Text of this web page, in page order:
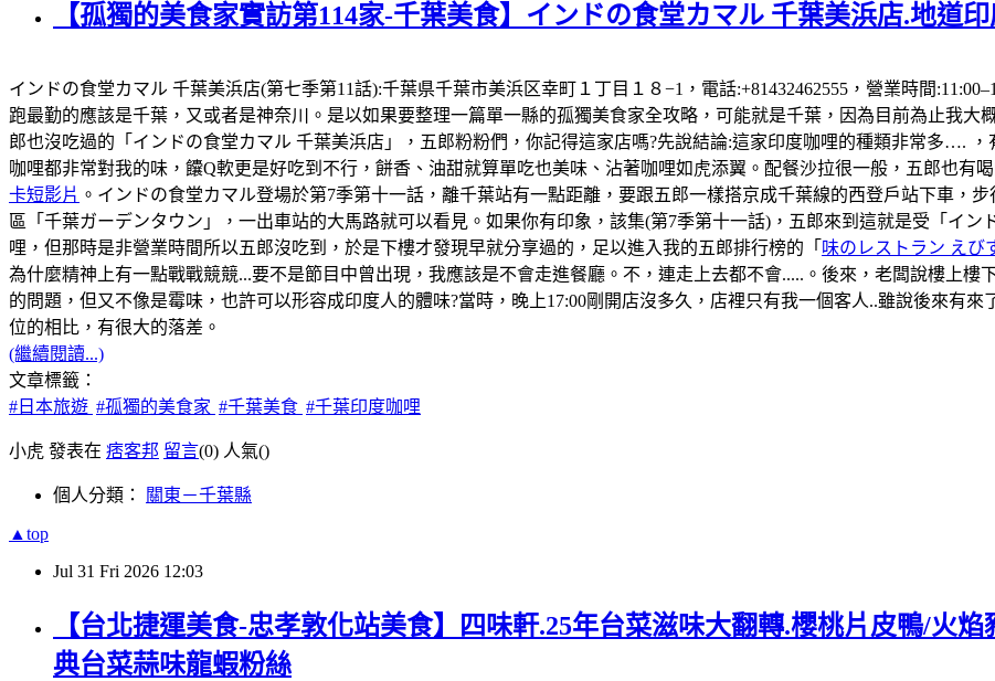
【孤獨的美食家實訪第114家-千葉美食】インドの食堂カマル 千葉美浜店.地道
インドの食堂カマル 千葉美浜店(第七季第11話):千葉県千葉市美浜区幸町１丁目１８−1，電話:+81432462555，營業時間
跑最勤的應該是千葉，又或者是神奈川。是以如果要整理一篇單一縣的孤獨美食家全攻略，可能就是千葉，因為目前為止我大
郎也沒吃過的「インドの食堂カマル 千葉美浜店」，五郎粉粉們，你記得這家店嗎?先說結論:這家印度咖哩的種類非常多….
咖哩都非常對我的味，饢Q軟更是好吃到不行，餅香、油甜就算單吃也美味、沾著咖哩如虎添翼。配餐沙拉很一般，五郎也有
卡短影片 。インドの食堂カマル登場於第7季第十一話，離千葉站有一點距離，要跟五郎一樣搭京成千葉線的西登戶站下車，
區「千葉ガーデンタウン」，一出車站的大馬路就可以看見。如果你有印象，該集(第7季第十一話)，五郎來到這就是受「イ
哩，但那時是非營業時間所以五郎沒吃到，於是下樓才發現早就分享過的，足以進入我的五郎排行榜的「 味のレストラン えび
為什麼精神上有一點戰戰競競...要不是節目中曾出現，我應該是不會走進餐廳。不，連走上去都不會.....。後來，老闆說樓上
的問題，但又不像是霉味，也許可以形容成印度人的體味?當時，晚上17:00剛開店沒多久，店裡只有我一個客人..雖說後來有
位的相比，有很大的落差。
(繼續閱讀...)
文章標籤：
#日本旅遊 #孤獨的美食家 #千葉美食 #千葉印度咖哩
小虎 發表在 痞客邦 留言(0) 人氣()
個人分類： 關東－千葉縣
▲top
Jul 31 Fri 2026 12:03
【台北捷運美食-忠孝敦化站美食】四味軒.25年台菜滋味大翻轉.櫻桃片皮鴨/火
典台菜蒜味龍蝦粉絲